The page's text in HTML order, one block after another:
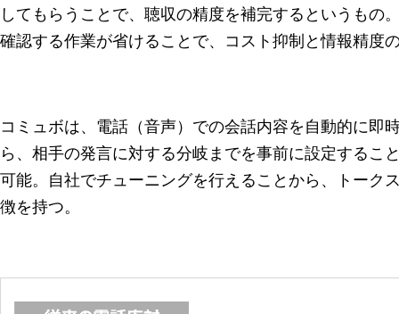
してもらうことで、聴収の精度を補完するというもの
確認する作業が省けることで、コスト抑制と情報精度
コミュボは、電話（音声）での会話内容を自動的に即
ら、相手の発言に対する分岐までを事前に設定するこ
可能。自社でチューニングを行えることから、トーク
徴を持つ。